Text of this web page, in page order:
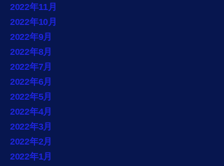
2022年11月
2022年10月
2022年9月
2022年8月
2022年7月
2022年6月
2022年5月
2022年4月
2022年3月
2022年2月
2022年1月